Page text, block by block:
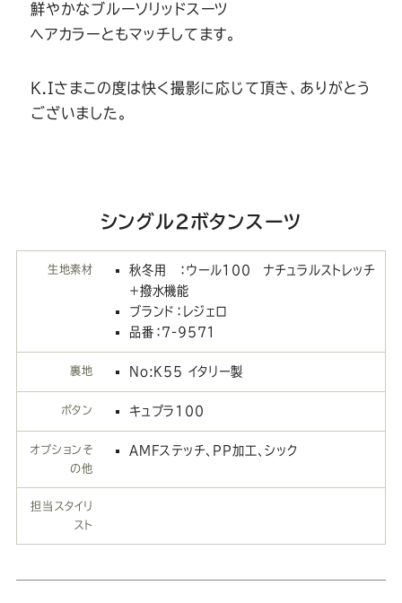
鮮やかなブルーソリッドスーツ
ヘアカラーともマッチしてます。
K.Iさまこの度は快く撮影に応じて頂き、ありがとう
ございました。
シングル2ボタンスーツ
生地素材
秋冬用 ：ウール100 ナチュラルストレッチ
＋撥水機能
ブランド：レジェロ
品番：7-9571
裏地 No:K55 イタリー製
ボタン キュプラ100
オプションそ
の他
AMFステッチ、PP加工、シック
担当スタイリ
スト